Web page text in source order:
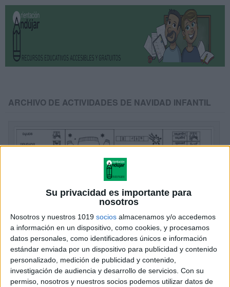
Su privacidad es importante para
nosotros
Nosotros y nuestros 1019 socios almacenamos y/o accedemos
a información en un dispositivo, como cookies, y procesamos
datos personales, como identificadores únicos e información
estándar enviada por un dispositivo para publicidad y contenido
personalizado, medición de publicidad y contenido,
investigación de audiencia y desarrollo de servicios. Con su
permiso, nosotros y nuestros socios podemos utilizar datos de
ARCHIVO DE ACTIVIDADES DE NAVIDAD INFANTIL